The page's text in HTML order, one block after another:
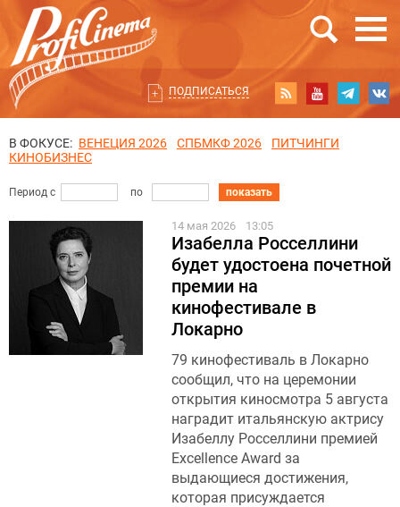
ПОДПИСАТЬСЯ
В ФОКУСЕ: ВЕНЕЦИЯ 2026 СПБМКФ 2026
ПИТЧИНГИ
КИНОБИЗНЕС
Период с по показать
14 мая 2026 13:05
Изабелла Росселлини
будет удостоена почетной
премии на
кинофестивале в
Локарно
79 кинофестиваль в Локарно
сообщил, что на церемонии
открытия киносмотра 5 августа
наградит итальянскую актрису
Изабеллу Росселлини премией
Excellence Award за
выдающиеся достижения,
которая присуждается